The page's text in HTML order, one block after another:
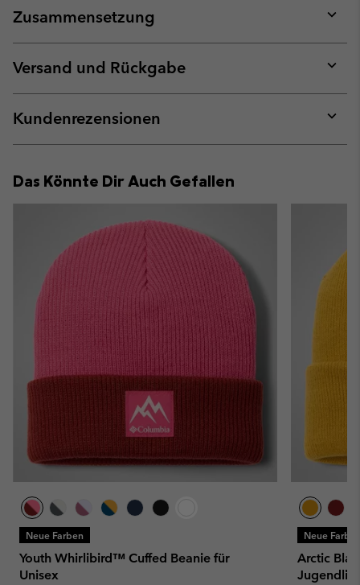
Zusammensetzung
or
Versand und Rückgabe
or
Kundenrezensionen
or
Das Könnte Dir Auch Gefallen
Neue Farben
Youth Whirlibird™ Cuffed Beanie für
Unisex
Neue
Arctic